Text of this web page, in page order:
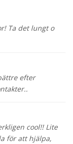
Ta det lungt o
efter
cool!! Lite
för att hjälpa,